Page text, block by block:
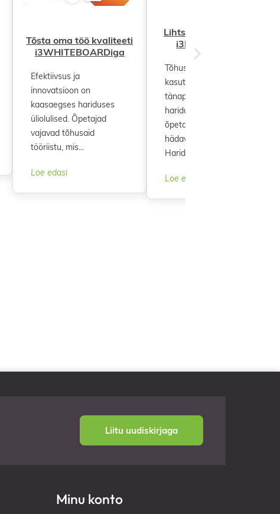
Tõsta oma töö kvaliteeti
i3WHITEBOARDiga
Efektiivsus ja
innovatsioon on
kaasaegses hariduses
üliolulised. Õpetajad
vajavad tõhusaid
tööriistu, mis...
Loe edasi
Lihtsustage õpetamist
i3LEARNHUBiga
Tõhusus ja
kasutusmugavus on
tänapäeva digitaalses
hariduse ajastul
õpetajatele
hädavajalikud.
Haridustöötajad...
Loe edasi
Liitu uudiskirjaga
Minu konto